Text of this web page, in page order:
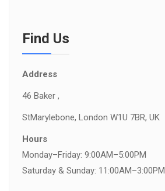
Find Us
Address
46 Baker ,
StMarylebone, London W1U 7BR, UK
Hours
Monday–Friday: 9:00AM–5:00PM
Saturday & Sunday: 11:00AM–3:00PM